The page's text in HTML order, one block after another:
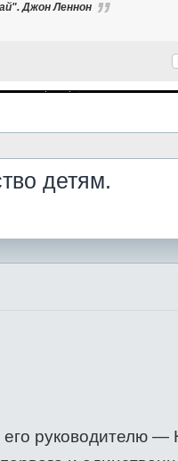
Джон Леннон
детям.
его руководителю —